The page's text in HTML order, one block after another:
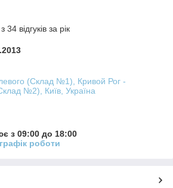
відгуків за рік
(Склад №1), Кривой Рог -
№2), Київ, Україна
з 09:00 до 18:00
роботи